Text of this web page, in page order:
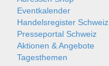
Eventkalender
Handelsregister Schweiz
Presseportal Schweiz
Aktionen & Angebote
Tagesthemen